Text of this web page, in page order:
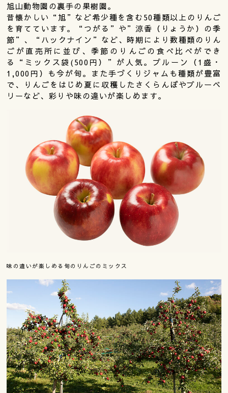
旭山動物園の裏手の果樹園。
昔懐かしい“旭”など希少種を含む50種類以上のりんご
を育てています。“つがる”や”涼香（りょうか）の季
節”、“ハックナイン”など、時期により数種類のりん
ごが直売所に並び、季節のりんごの食べ比べができ
る“ミックス袋(500円）”が人気。プルーン（1盛・
1,000円）も今が旬。また手づくりジャムも種類が豊富
で、りんごをはじめ夏に収穫したさくらんぼやブルーベ
リーなど、彩りや味の違いが楽しめます。
味の違いが楽しめる旬のりんごのミックス